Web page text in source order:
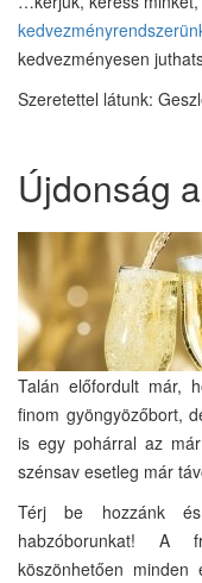
kedvezményesen
Szeretettel látunk:
Újdonság
Talán előfordult már,
finom gyöngyözőbort,
is egy pohárral az
szénsav esetleg már
Térj be hozzánk
habzóborunkat! A
köszönhetően